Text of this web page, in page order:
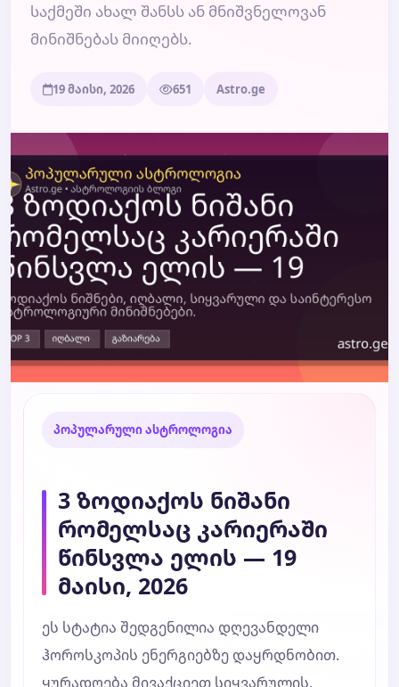
ბლოგი
ტარო
საქმეში ახალ შანსს ან მნიშვნელოვან
მინიშნებას მიიღებს.
19 მაისი, 2026 651 Astro.ge
პოპულარული ასტროლოგია
3 ზოდიაქოს ნიშანი
რომელსაც კარიერაში
წინსვლა ელის — 19
მაისი, 2026
ეს სტატია შედგენილია დღევანდელი
ჰოროსკოპის ენერგიებზე დაყრდნობით.
ყურადღება მივაქციეთ სიყვარულის,